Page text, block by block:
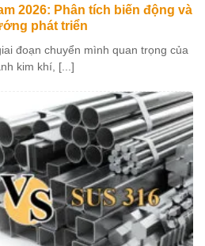
2026: Phân tích biến động và
phát triển
đoạn chuyển mình quan trọng của
kim khí, [...]